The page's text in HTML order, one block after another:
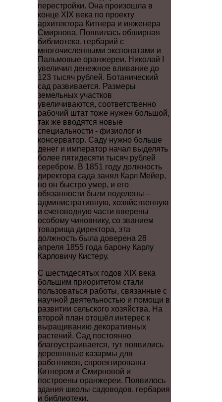
перестройки. Она произошла в
конце XIX века по проекту
архитектора Китнера и инженера
Смирнова. Появилась обширная
библиотека, гербарий с
многочисленными экспонатами и
Пальмовые оранжереи. Николай I
увеличил денежное вливание до
123 тысяч рублей. Ботанический
сад развивается. Размеры
земельных участков
увеличиваются, соответственно
рабочий штат тоже нужен большой,
так же вводятся новые
специальности - физиолог и
консерватор. Саду нужно больше
денег и император начал выделять
более пятидесяти тысяч рублей
серебром. В 1851 году должность
директора сада занял Карл Мейер,
но он быстро умер, и его
обязанности были поделены –
административную, хозяйственную
и счетоводную части вверены
особому чиновнику, со званием
товарища директора, эта
должность была доверена 28
апреля 1855 года барону Карлу
Карловичу Кистеру.
С шестидесятых годов XIX века
большим приоритетом стали
пользоваться работы, связанные с
научной деятельностью и помощи в
развитии сельского хозяйства. На
второй план отошёл интерес к
выращиванию декоративных
растений. Сад постоянно
благоустраивается, тут появились
деревянные казармы для
работников, спроектированы
Китнером и Смирновой и
построены оранжереи. Появилось
здания школы садоводов, гербария
и библиотеки.